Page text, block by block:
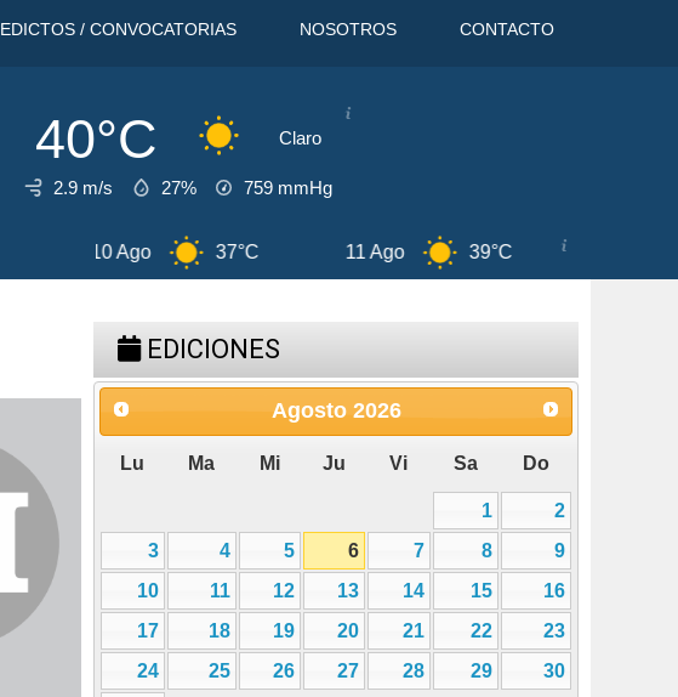
EDICTOS / CONVOCATORIAS NOSOTROS CONTACTO
40°C Claro
2.9 m/s 27% 759 mmHg
12 Ago 38°C 6 Ago 41°C
EDICIONES
Agosto 2026
Lu Ma Mi Ju Vi Sa Do
1
2
3
4 5 6 7 8
9
10
11 12 13 14 15
16
17
18 19 20 21 22
23
24
25 26 27 28 29
30